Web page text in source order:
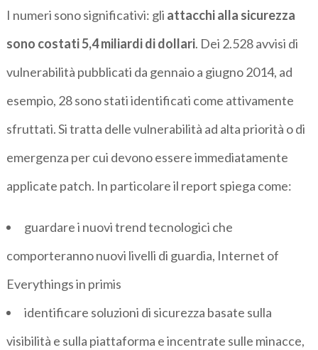
I numeri sono significativi: gli attacchi alla sicurezza
sono costati 5,4 miliardi di dollari. Dei 2.528 avvisi di
vulnerabilità pubblicati da gennaio a giugno 2014, ad
esempio, 28 sono stati identificati come attivamente
sfruttati. Si tratta delle vulnerabilità ad alta priorità o di
emergenza per cui devono essere immediatamente
applicate patch. In particolare il report spiega come:
guardare i nuovi trend tecnologici che
comporteranno nuovi livelli di guardia, Internet of
Everythings in primis
identificare soluzioni di sicurezza basate sulla
visibilità e sulla piattaforma e incentrate sulle minacce,